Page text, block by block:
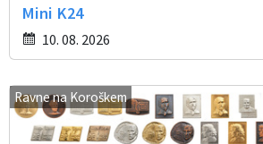
Mini K24
10. 08. 2026
Ravne na Koroškem